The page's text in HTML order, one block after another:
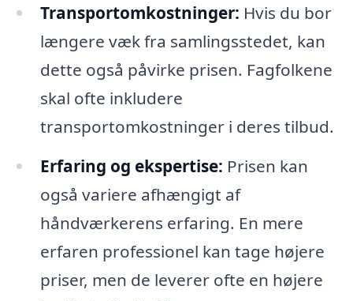
Transportomkostninger: Hvis du bor
længere væk fra samlingsstedet, kan
dette også påvirke prisen. Fagfolkene
skal ofte inkludere
transportomkostninger i deres tilbud.
Erfaring og ekspertise: Prisen kan
også variere afhængigt af
håndværkerens erfaring. En mere
erfaren professionel kan tage højere
priser, men de leverer ofte en højere